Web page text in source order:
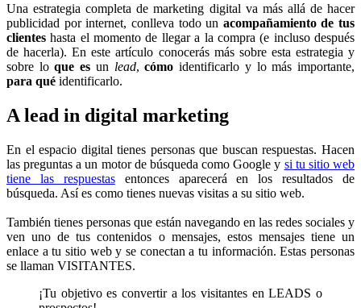
Una estrategia completa de marketing digital va más allá de hacer
publicidad por internet, conlleva todo un acompañamiento de tus
clientes hasta el momento de llegar a la compra (e incluso después
de hacerla). En este artículo conocerás más sobre esta estrategia y
sobre loque es un lead,cómo identificarlo y lo más importante,
para qué identificarlo.
A lead in digital marketing
En el espacio digital tienes personas que buscan respuestas. Hacen
las preguntas a un motor de búsqueda como Google y si tu sitio web
tiene las respuestasentonces aparecerá en los resultados de
búsqueda. Así es como tienes nuevas visitas a su sitio web.
También tienes personas que están navegando en las redes sociales y
ven uno de tus contenidos o mensajes, estos mensajes tiene un
enlace a tu sitio web y se conectan a tu información. Estas personas
se llaman VISITANTES.
¡Tu objetivo es convertir a los visitantes en LEADS o